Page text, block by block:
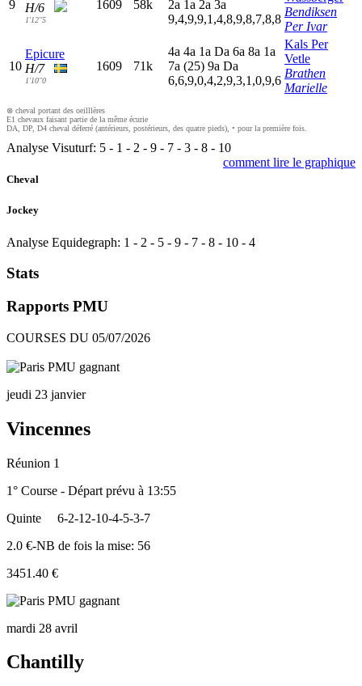
9 H/6
1'12"5
1609 58k 2a 1 a 2a 3a
9,4,9,9,1,4,8,9,8,7,8,8
Bendiksen
Per Ivar
10
Epicure
H/7
1'10"0
1609 71k
4a 4a 1a Da 6a 8a 1a
7a (25) 9a Da
6,6,9,0,4,2,9,3,1,0,9,6
Kals Per
Vetle
Brathen
Marielle
⊗ cheval portant des oeilllères
E1 chevaux faisant partie de la même écurie
DA, DP, D4 cheval déferré (antérieurs, postérieurs, des quatre pieds), • pour la première fois.
Analyse Visuturf: 5 - 1 - 2 - 9 - 7 - 3 - 8 - 10
comment lire le graphique
Cheval
Jockey
Analyse Equidegraph: 1 - 2 - 5 - 9 - 7 - 8 - 10 - 4
Stats
Rapports PMU
COURSES DU 05/07/2026
jeudi 23 janvier
Vincennes
Réunion 1
1° Course - Départ prévu à 13:55
Quinte
6-2-12-10-4-5-3-7
2.0 €-NB de fois la mise: 56
3451.40 €
mardi 28 avril
Chantilly